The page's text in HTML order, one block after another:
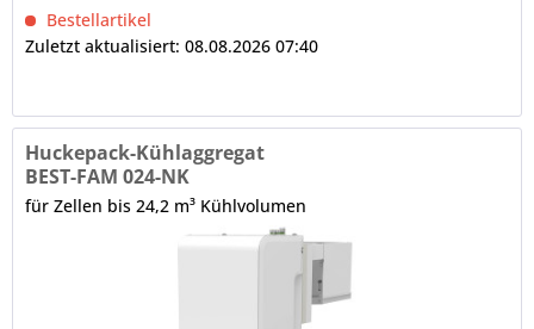
Bestellartikel
Zuletzt aktualisiert: 08.08.2026 07:40
Huckepack-Kühlaggregat
BEST-FAM 024-NK
für Zellen bis 24,2 m³ Kühlvolumen